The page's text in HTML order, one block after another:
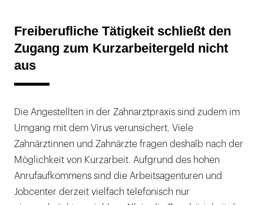
Freiberufliche Tätigkeit schließt den
Zugang zum Kurzarbeitergeld nicht
aus
Die Angestellten in der Zahnarztpraxis sind zudem im
Umgang mit dem Virus verunsichert. Viele
Zahnärztinnen und Zahnärzte fragen deshalb nach der
Möglichkeit von Kurzarbeit. Aufgrund des hohen
Anrufaufkommens sind die Arbeitsagenturen und
Jobcenter derzeit vielfach telefonisch nur